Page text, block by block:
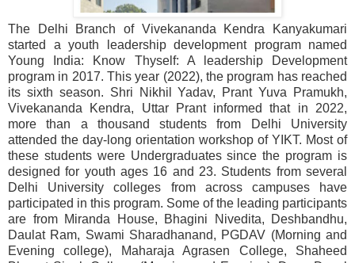
The Delhi Branch of Vivekananda Kendra Kanyakumari
started a youth leadership development program named
Young India: Know Thyself: A leadership Development
program in 2017. This year (2022), the program has reached
its sixth season. Shri Nikhil Yadav, Prant Yuva Pramukh,
Vivekananda Kendra, Uttar Prant informed that in 2022,
more than a thousand students from Delhi University
attended the day-long orientation workshop of YIKT. Most of
these students were Undergraduates since the program is
designed for youth ages 16 and 23. Students from several
Delhi University colleges from across campuses have
participated in this program. Some of the leading participants
are from Miranda House, Bhagini Nivedita, Deshbandhu,
Daulat Ram, Swami Sharadhanand, PGDAV (Morning and
Evening college), Maharaja Agrasen College, Shaheed